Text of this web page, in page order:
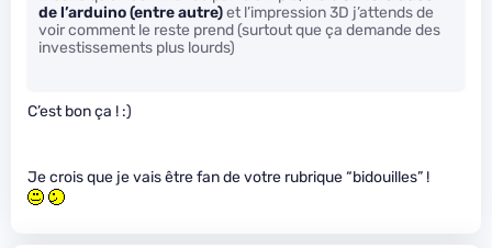
de l’arduino (entre autre)et l’impression 3D j’attends de
voir comment le reste prend (surtout que ça demande des
investissements plus lourds)
C’est bon ça ! :)
Je crois que je vais être fan de votre rubrique “bidouilles” !